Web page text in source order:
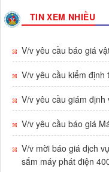
Số :612/TTYT-
Tên :V/v triển khai
Thời gian đăng: 23/07/
lượt xem: 99 | lượt tải:35
Số :569/TTYT-
Tên : V/v triển khai
và nộp lưu hồ sơ, tài
Thời gian đăng: 13/07/
lượt xem: 62 | lượt
Số :541 / TTYT-
Tên : V/v triển khai
TIN XEM NHIỀU
V/v yêu cầu báo giá
V/v yêu cầu kiểm định
V/v yêu cầu giám
V/v yêu cầu báo giá
V/v mời báo giá dịch
sắm máy phát điện